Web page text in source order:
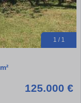
1 / 1
125.000 €